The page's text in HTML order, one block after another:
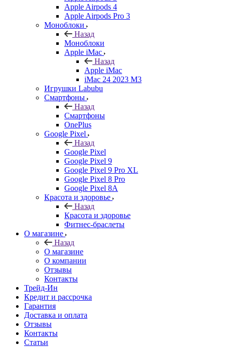
Apple Airpods 4
Apple Airpods Pro 3
Моноблоки
Назад
Моноблоки
Apple iMac
Назад
Apple iMac
iMac 24 2023 M3
Игрушки Labubu
Смартфоны
Назад
Смартфоны
OnePlus
Google Pixel
Назад
Google Pixel
Google Pixel 9
Google Pixel 9 Pro XL
Google Pixel 8 Pro
Google Pixel 8A
Красота и здоровье
Назад
Красота и здоровье
Фитнес-браслеты
О магазине
Назад
О магазине
О компании
Отзывы
Контакты
Трейд-Ин
Кредит и рассрочка
Гарантия
Доставка и оплата
Отзывы
Контакты
Статьи